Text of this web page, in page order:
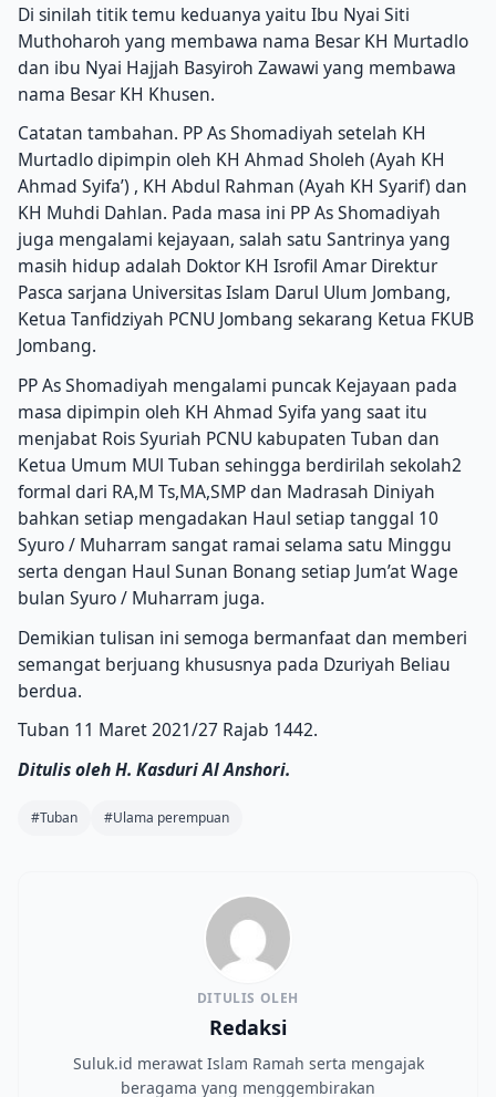
Di sinilah titik temu keduanya yaitu Ibu Nyai Siti
Muthoharoh yang membawa nama Besar KH Murtadlo
dan ibu Nyai Hajjah Basyiroh Zawawi yang membawa
nama Besar KH Khusen.
Catatan tambahan. PP As Shomadiyah setelah KH
Murtadlo dipimpin oleh KH Ahmad Sholeh (Ayah KH
Ahmad Syifa’) , KH Abdul Rahman (Ayah KH Syarif) dan
KH Muhdi Dahlan. Pada masa ini PP As Shomadiyah
juga mengalami kejayaan, salah satu Santrinya yang
masih hidup adalah Doktor KH Isrofil Amar Direktur
Pasca sarjana Universitas Islam Darul Ulum Jombang,
Ketua Tanfidziyah PCNU Jombang sekarang Ketua FKUB
Jombang.
PP As Shomadiyah mengalami puncak Kejayaan pada
masa dipimpin oleh KH Ahmad Syifa yang saat itu
menjabat Rois Syuriah PCNU kabupaten Tuban dan
Ketua Umum MUl Tuban sehingga berdirilah sekolah2
formal dari RA,M Ts,MA,SMP dan Madrasah Diniyah
bahkan setiap mengadakan Haul setiap tanggal 10
Syuro / Muharram sangat ramai selama satu Minggu
serta dengan Haul Sunan Bonang setiap Jum’at Wage
bulan Syuro / Muharram juga.
Demikian tulisan ini semoga bermanfaat dan memberi
semangat berjuang khususnya pada Dzuriyah Beliau
berdua.
Tuban 11 Maret 2021/27 Rajab 1442.
Ditulis oleh H. Kasduri Al Anshori.
#Tuban #Ulama perempuan
DITULIS OLEH
Redaksi
Suluk.id merawat Islam Ramah serta mengajak
beragama yang menggembirakan